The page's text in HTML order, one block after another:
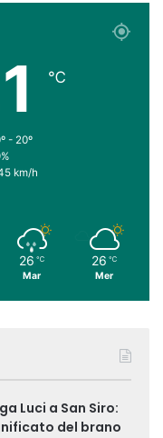
℃
- 20º
km/h
26 ℃
Mar
26 ℃
Mer
Luci a San Siro:
del brano